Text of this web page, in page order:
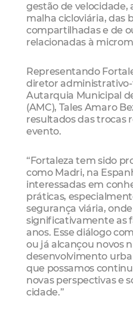
gestão de velocidade,
malha cicloviária, das
compartilhadas e de
relacionadas à
Representando
diretor
Autarquia Municipal
(AMC), Tales Amaro
resultados das trocas
evento.
“Fortaleza tem sido
como Madri, na
interessadas em
práticas,
segurança viária,
significativamente as
anos. Esse diálogo
ou já alcançou novos
desenvolvimento
que possamos
novas perspectivas e
cidade.”